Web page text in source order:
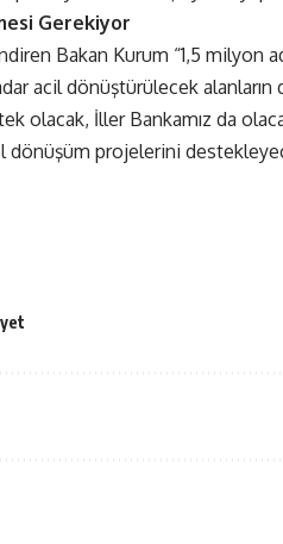
Gerekiyor
Bakan Kurum “1,5 milyon
acil dönüştürülecek alanların
olacak, İller Bankamız da
projelerini